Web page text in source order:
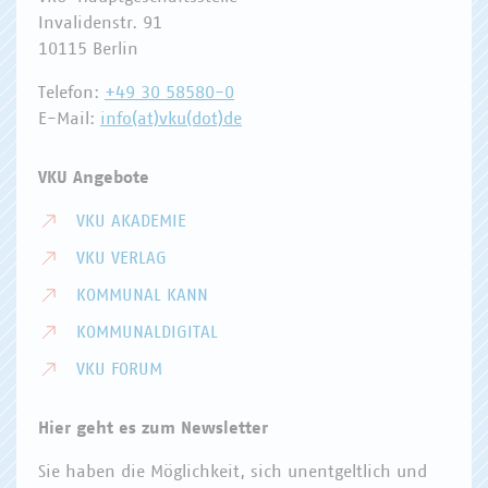
Invalidenstr. 91
10115 Berlin
Telefon: +49 30 58580-0
E-Mail: info(at)vku(dot)de
VKU Angebote
VKU AKADEMIE
VKU VERLAG
KOMMUNAL KANN
KOMMUNALDIGITAL
VKU FORUM
Hier geht es zum Newsletter
Sie haben die Möglichkeit, sich unentgeltlich und